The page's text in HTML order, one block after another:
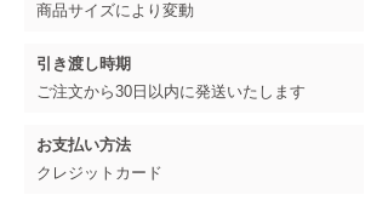
商品サイズにより変動
引き渡し時期
ご注文から30日以内に発送いたします
お支払い方法
クレジットカード